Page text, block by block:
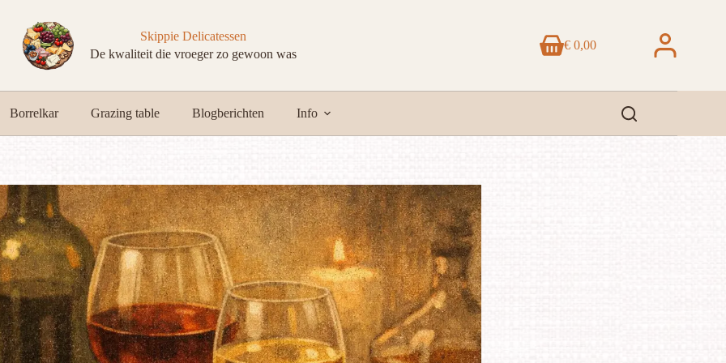
Skippie Delicatessen
De kwaliteit die vroeger zo gewoon was
Winkelwagen
€ 0,00
Borrelkar Grazing table Blogberichten Info